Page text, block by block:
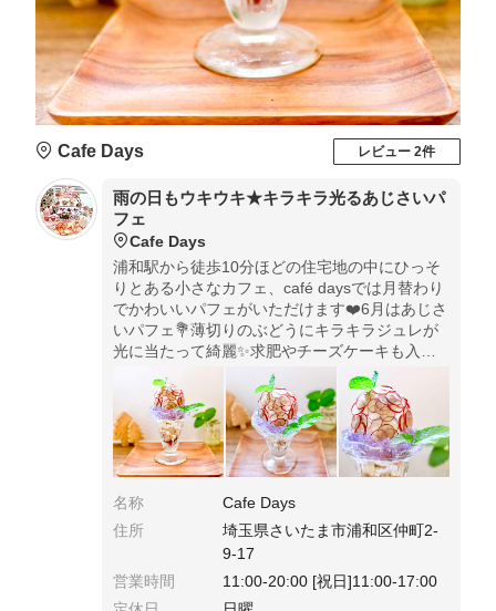
Cafe Days レビュー 2件
雨の日もウキウキ★キラキラ光るあじさいパ
フェ
Cafe Days
浦和駅から徒歩10分ほどの住宅地の中にひっそ
りとある小さなカフェ、café daysでは月替わり
でかわいいパフェがいただけます❤️6月はあじさ
いパフェ💐薄切りのぶどうにキラキラジュレが
光に当たって綺麗✨求肥やチーズケーキも入っ
て盛りだくさんの内容でした💕
名称
Cafe Days
住所
埼玉県さいたま市浦和区仲町2-
9-17
営業時間
11:00-20:00 [祝日]11:00-17:00